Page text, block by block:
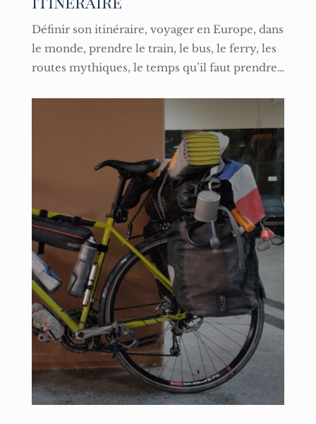
Définir son itinéraire, voyager en Europe, dans
le monde, prendre le train, le bus, le ferry, les
routes mythiques, le temps qu’il faut prendre…